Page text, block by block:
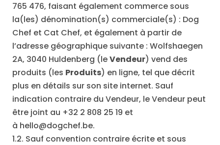
765 476, faisant également commerce sous
la(les) dénomination(s) commerciale(s) : Dog
Chef et Cat Chef, et également à partir de
l’adresse géographique suivante : Wolfshaegen
2A, 3040 Huldenberg (leVendeur) vend des
produits (les Produits) en ligne, tel que décrit
plus en détails sur son site internet. Sauf
indication contraire du Vendeur, le Vendeur peut
être joint au +32 2 808 25 19 et
à hello@dogchef.be.
1.2. Sauf convention contraire écrite et sous